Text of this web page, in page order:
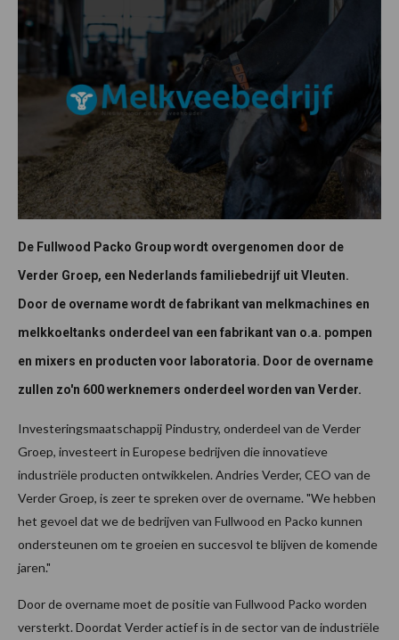
De Fullwood Packo Group wordt overgenomen door de
Verder Groep, een Nederlands familiebedrijf uit Vleuten.
Door de overname wordt de fabrikant van melkmachines en
melkkoeltanks onderdeel van een fabrikant van o.a. pompen
en mixers en producten voor laboratoria. Door de overname
zullen zo'n 600 werknemers onderdeel worden van Verder.
Investeringsmaatschappij Pindustry, onderdeel van de Verder
Groep, investeert in Europese bedrijven die innovatieve
industriële producten ontwikkelen. Andries Verder, CEO van de
Verder Groep, is zeer te spreken over de overname. "We hebben
het gevoel dat we de bedrijven van Fullwood en Packo kunnen
ondersteunen om te groeien en succesvol te blijven de komende
jaren."
Door de overname moet de positie van Fullwood Packo worden
versterkt. Doordat Verder actief is in de sector van de industriële